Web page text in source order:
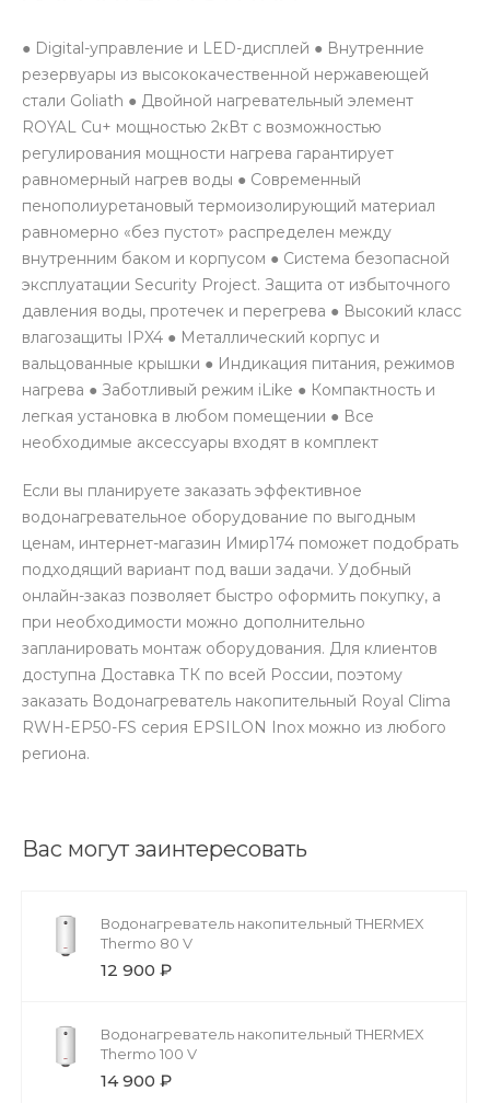
● Digital-управление и LED-дисплей ● Внутренние
резервуары из высококачественной нержавеющей
стали Goliath ● Двойной нагревательный элемент
ROYAL Cu+ мощностью 2кВт с возможностью
регулирования мощности нагрева гарантирует
равномерный нагрев воды ● Современный
пенополиуретановый термоизолирующий материал
равномерно «без пустот» распределен между
внутренним баком и корпусом ● Система безопасной
эксплуатации Security Project. Защита от избыточного
давления воды, протечек и перегрева ● Высокий класс
влагозащиты IPX4 ● Металлический корпус и
вальцованные крышки ● Индикация питания, режимов
нагрева ● Заботливый режим iLike ● Компактность и
легкая установка в любом помещении ● Все
необходимые аксессуары входят в комплект
Если вы планируете заказать эффективное
водонагревательное оборудование по выгодным
ценам, интернет-магазин Имир174 поможет подобрать
подходящий вариант под ваши задачи. Удобный
онлайн-заказ позволяет быстро оформить покупку, а
при необходимости можно дополнительно
запланировать монтаж оборудования. Для клиентов
доступна Доставка ТК по всей России, поэтому
заказать Водонагреватель накопительный Royal Clima
RWH-EP50-FS серия EPSILON Inox можно из любого
региона.
Вас могут заинтересовать
Водонагреватель накопительный THERMEX
Thermo 80 V
12 900 ₽
Водонагреватель накопительный THERMEX
Thermo 100 V
14 900 ₽